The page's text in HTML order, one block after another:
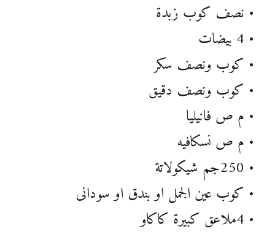
• نصف كوب زبدة
• 4 بيضات
• كوب ونصف سكر
• كوب ونصف دقيق
• م ص فانيليا
• م ص نسكافيه
• 250جم شيكولاتة
• كوب عين الجمل او بندق او سودانى
• 4ملاعق كبيرة كاكاو